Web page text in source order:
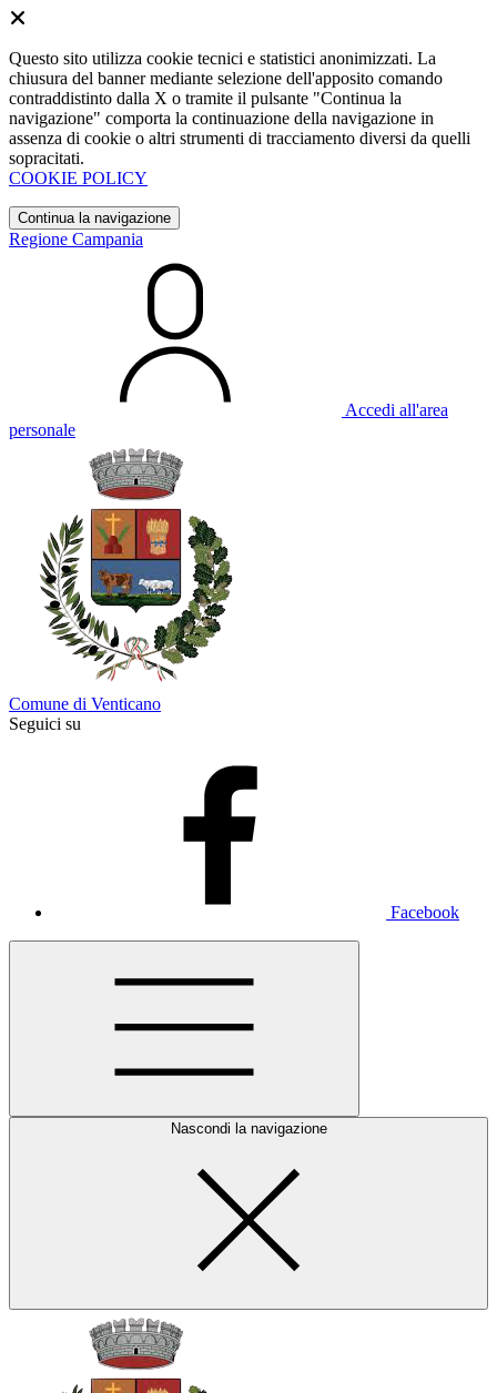
Questo sito utilizza cookie tecnici e statistici anonimizzati. La
chiusura del banner mediante selezione dell'apposito comando
contraddistinto dalla X o tramite il pulsante "Continua la
navigazione" comporta la continuazione della navigazione in
assenza di cookie o altri strumenti di tracciamento diversi da quelli
sopracitati.
COOKIE POLICY
Continua la navigazione
Regione Campania
Accedi all'area
personale
Comune di Venticano
Seguici su
Facebook
Nascondi la navigazione